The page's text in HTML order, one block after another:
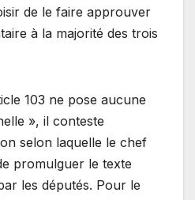
de le faire approuver
à la majorité des trois
103 ne pose aucune
», il conteste
selon laquelle le chef
promulguer le texte
les députés. Pour le